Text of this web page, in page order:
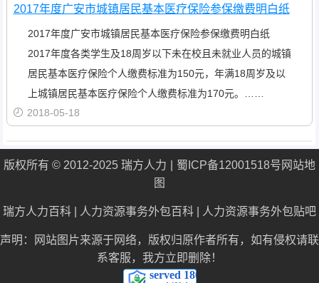
2017年度广安市城镇居民基本医疗保险参保缴费明白纸
2017年度广安市城镇居民基本医疗保险参保缴费明白纸
2017年度各类学生及18周岁以下未在校且未就业人员的城镇
居民基本医疗保险个人缴费标准为150元，年满18周岁及以
上城镇居民基本医疗保险个人缴费标准为170元。……
2018-05-18
版权所有 © 2012-2025 瑞方人力 蜀ICP备12001518号 网站地
图
瑞方人力百科 人力资源事务外包百科 人力资源事务外包贴吧
声明：网站图片来源于网络，版权归原作者所有，如有侵权请联
系客服，我方立即删除！